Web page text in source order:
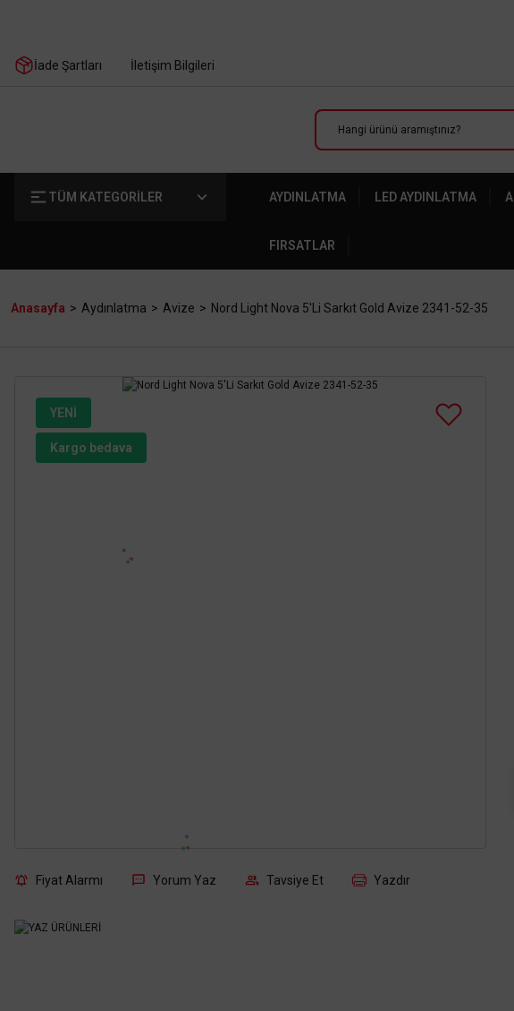
Tüm Banka
İade Şartları İletişim Bilgileri
TÜM KATEGORİLER AYDINLATMA LED AYDINLATMA
FIRSATLAR
Anasayfa Aydınlatma Avize Nord Light Nova 5'Li Sarkıt Gold Avize 2341-52-35
YENİ
Kargo bedava
Fiyat Alarmı Yorum Yaz Tavsiye Et Yazdır